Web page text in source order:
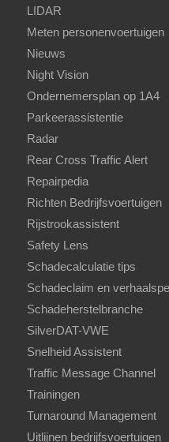
LIDAR
Meten personenvoertuigen
Nieuws
Night Vision
Ondernemersplan op 1A4
Parkeerassistentie
Radar
Rear Cross Traffic Alert
Repairpedia
Richten Bedrijfsvoertuigen
Rijstrookassistent
Safety Lens
Schadecalculatie tips
Schadeclaim en
Schadeherstelbranche
SilverDAT-VWE
Snelheid Assistent
Traffic Message Channel
Trainingen
Turnaround Management
Uitlijnen bedrijfsvoertuigen